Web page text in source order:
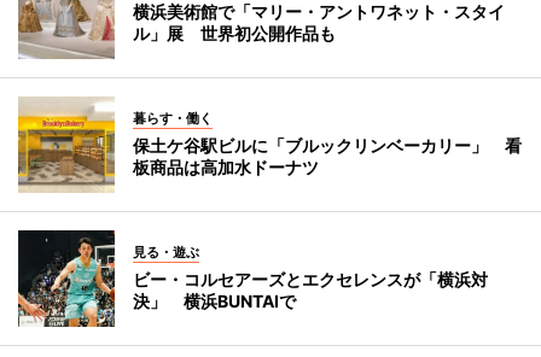
横浜美術館で「マリー・アントワネット・スタイ
ル」展 世界初公開作品も
暮らす・働く
保土ケ谷駅ビルに「ブルックリンベーカリー」 看
板商品は高加水ドーナツ
見る・遊ぶ
ビー・コルセアーズとエクセレンスが「横浜対
決」 横浜BUNTAIで